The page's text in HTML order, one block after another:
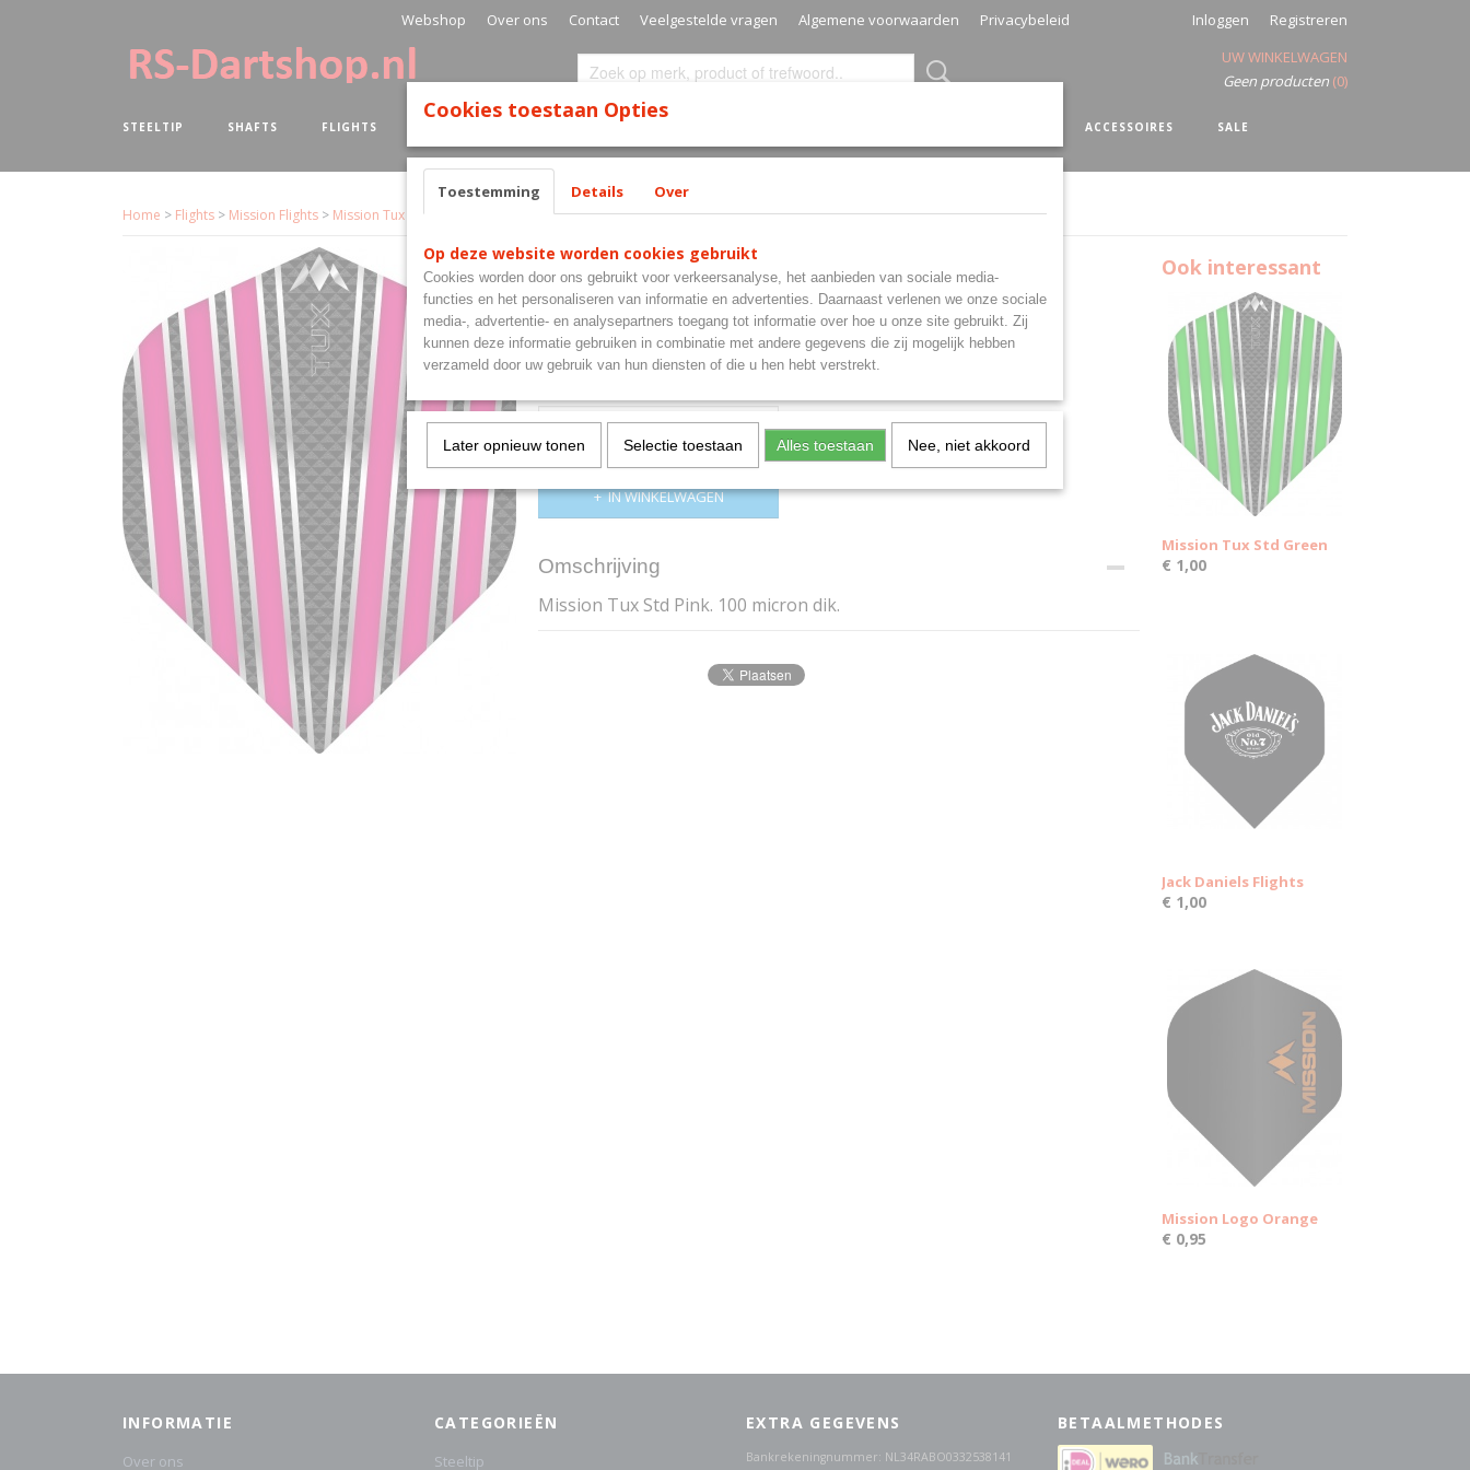
Webshop Over ons Contact Veelgestelde vragen Algemene voorwaarden Privacybeleid Inloggen
Registreren
UW WINKELWAGEN
Geen producten (0)
STEELTIP SHAFTS FLIGHTS ACCESSOIRES SALE
Home > Flights > Mission Flights > Mission Tux Std Pink
Mission Tux Std Pink
€ 1,00 (inclusief btw 21%)
✓ Op voorraad - Levertijd 1-3 werkdagen
IN WINKELWAGEN
Omschrijving
Mission Tux Std Pink. 100 micron dik.
Ook interessant
Mission Tux Std Green
€ 1,00
Jack Daniels Flights
€ 1,00
Mission Logo Orange
€ 0,95
INFORMATIE
Over ons
CATEGORIEËN
Steeltip
EXTRA GEGEVENS
Bankrekeningnummer: NL34RABO0332538141
BETAALMETHODES
Cookies toestaan Opties
Toestemming Details Over
Op deze website worden cookies gebruikt
Cookies worden door ons gebruikt voor verkeersanalyse, het aanbieden van sociale media-
functies en het personaliseren van informatie en advertenties. Daarnaast verlenen we onze sociale
media-, advertentie- en analysepartners toegang tot informatie over hoe u onze site gebruikt. Zij
kunnen deze informatie gebruiken in combinatie met andere gegevens die zij mogelijk hebben
verzameld door uw gebruik van hun diensten of die u hen hebt verstrekt.
Later opnieuw tonen Selectie toestaan Alles toestaan Nee, niet akkoord